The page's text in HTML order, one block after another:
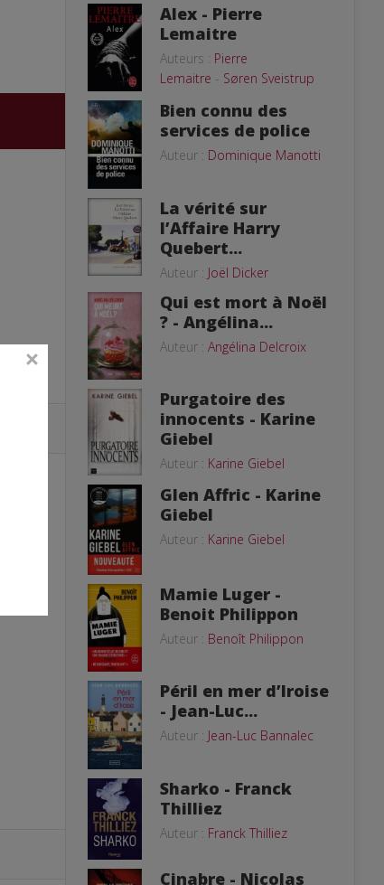
Alex - Pierre
Lemaitre
Auteurs : Pierre
Lemaitre - Søren Sveistrup
Bien connu des
services de police
Auteur : Dominique Manotti
La vérité sur
l’Affaire Harry
Quebert...
Auteur : Joël Dicker
Qui est mort à Noël
? - Angélina...
Auteur : Angélina Delcroix
Purgatoire des
innocents - Karine
Giebel
Auteur : Karine Giebel
Glen Affric - Karine
Giebel
Auteur : Karine Giebel
Mamie Luger -
Benoit Philippon
Auteur : Benoît Philippon
Péril en mer d’Iroise
- Jean-Luc...
Auteur : Jean-Luc Bannalec
Sharko - Franck
Thilliez
Auteur : Franck Thilliez
Cinabre - Nicolas